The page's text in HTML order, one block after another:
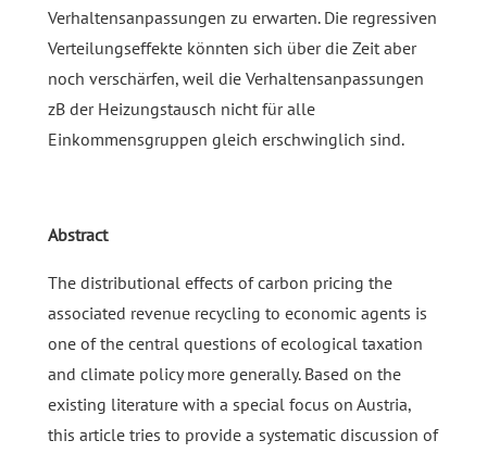
Verhaltensanpassungen zu erwarten. Die regressiven
Verteilungseffekte könnten sich über die Zeit aber
noch verschärfen, weil die Verhaltensanpassungen
zB der Heizungstausch nicht für alle
Einkommensgruppen gleich erschwinglich sind.
Abstract
The distributional effects of carbon pricing the
associated revenue recycling to economic agents is
one of the central questions of ecological taxation
and climate policy more generally. Based on the
existing literature with a special focus on Austria,
this article tries to provide a systematic discussion of